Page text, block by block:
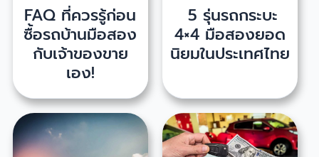
FAQ ที่ควรรู้ก่อน
ซื้อรถบ้านมือสอง
กับเจ้าของขาย
เอง!
5 รุ่นรถกระบะ
4×4 มือสองยอด
นิยมในประเทศไทย